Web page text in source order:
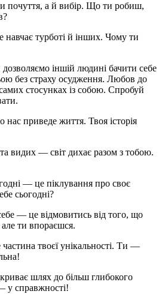
почуття, а й вибір. Що ти робиш,
навчає турботі й інших. Чому ти
іншій людині бачити себе
без страху осудження. Любов до
стосунках із собою. Спробуй
приведе життя. Твоя історія
видих — світ дихає разом з тобою.
— це піклування про своє
сьогодні?
— це відмовитись від того, що
ти впораєшся.
твоєї унікальності. Ти —
шлях до більш глибокого
у справжності!